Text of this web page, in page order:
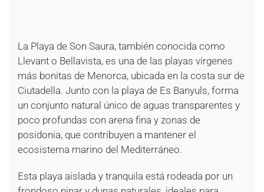
La Playa de Son Saura, también conocida como
Llevant o Bellavista, es una de las playas vírgenes
más bonitas de Menorca, ubicada en la costa sur de
Ciutadella. Junto con la playa de Es Banyuls, forma
un conjunto natural único de aguas transparentes y
poco profundas con arena fina y zonas de
posidonia, que contribuyen a mantener el
ecosistema marino del Mediterráneo.
Esta playa aislada y tranquila está rodeada por un